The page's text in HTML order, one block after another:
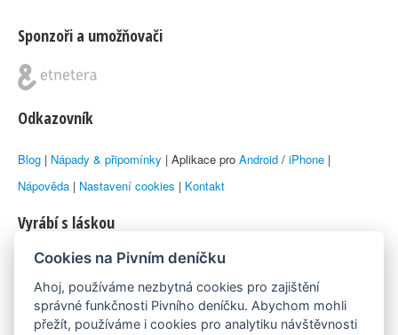
Sponzoři a umožňovači
Odkazovník
Blog | Nápady & připomínky | Aplikace pro Android / iPhone |
Nápověda | Nastavení cookies | Kontakt
Vyrábí s láskou
© 2010–2026 byLukáš Zemanaka Emka
Máme rádi
Cookies na Pivním deníčku
Ahoj, používáme nezbytná cookies pro zajištění
správné funkčnosti Pivního deníčku. Abychom mohli
přežít, používáme i cookies pro analytiku návštěvnosti